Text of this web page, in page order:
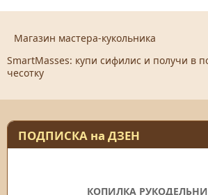
Магазин мастера-кукольника
SmartMasses: купи сифилис и получи в
чесотку
ПОДПИСКА на ДЗЕН
КОПИЛКА